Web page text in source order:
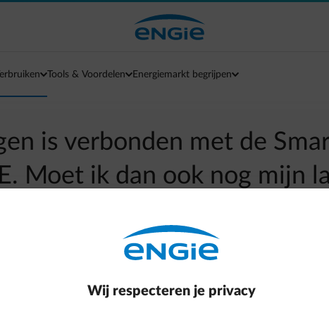
Tools & Voordelen Energiemarkt begrijpen
is verbonden met de
Moet ik dan ook nog mijn
Terug naar contactpagina
Wij respecteren je privacy